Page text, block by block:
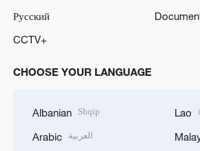
Русский
CCTV+
CHOOSE YOUR LANGUAGE
Albanian Shqip
Arabic العربية
Lao